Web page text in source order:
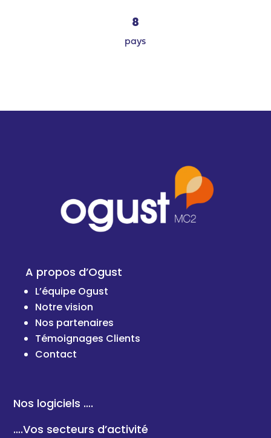
8
pays
A propos d’Ogust
L’équipe Ogust
Notre vision
Nos partenaires
Témoignages Clients
Contact
Nos logiciels ….
….Vos secteurs d’activité